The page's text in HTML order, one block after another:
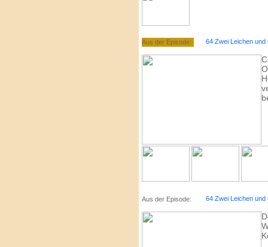
Aus der Episode: 64 Zwei Leichen
Aus der Episode: 64 Zwei Leichen